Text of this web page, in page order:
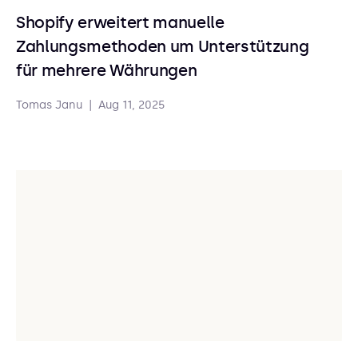
Shopify erweitert manuelle
Zahlungsmethoden um Unterstützung
für mehrere Währungen
Tomas Janu Aug 11, 2025